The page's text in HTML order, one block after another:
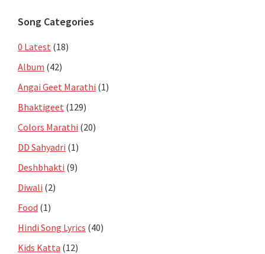
Song Categories
0 Latest (18)
Album (42)
Angai Geet Marathi (1)
Bhaktigeet (129)
Colors Marathi (20)
DD Sahyadri (1)
Deshbhakti (9)
Diwali (2)
Food (1)
Hindi Song Lyrics (40)
Kids Katta (12)